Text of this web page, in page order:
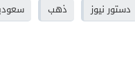
دستور نيوز ذهب